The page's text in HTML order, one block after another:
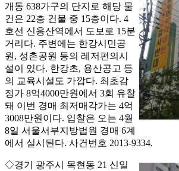
개동 638가구의 단지로 해당 물
건은 22층 건물 중 15층이다. 4
호선 신용산역에서 도보로 15분
거리다. 주변에는 한강시민공
원, 성촌공원 등의 레저편의시
설이 있다. 한강초, 용산공고 등
의 교육시설도 가깝다. 최초감
정가 8억4000만원에서 3회 유찰
돼 이번 경매 최저매각가는 4억
3008만원이다. 입찰은 오는 4월
8일 서울서부지방법원 경매 6계
에서 실시된다. 사건번호 2013-9334.
◇경기 광주시 목현동 21 신일